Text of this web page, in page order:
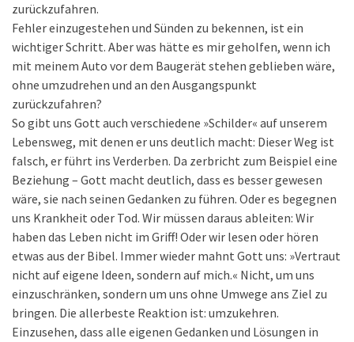
zurückzufahren.
Fehler einzugestehen und Sünden zu bekennen, ist ein
wichtiger Schritt. Aber was hätte es mir geholfen, wenn ich
mit meinem Auto vor dem Baugerät stehen geblieben wäre,
ohne umzudrehen und an den Ausgangspunkt
zurückzufahren?
So gibt uns Gott auch verschiedene »Schilder« auf unserem
Lebensweg, mit denen er uns deutlich macht: Dieser Weg ist
falsch, er führt ins Verderben. Da zerbricht zum Beispiel eine
Beziehung – Gott macht deutlich, dass es besser gewesen
wäre, sie nach seinen Gedanken zu führen. Oder es begegnen
uns Krankheit oder Tod. Wir müssen daraus ableiten: Wir
haben das Leben nicht im Griff! Oder wir lesen oder hören
etwas aus der Bibel. Immer wieder mahnt Gott uns: »Vertraut
nicht auf eigene Ideen, sondern auf mich.« Nicht, um uns
einzuschränken, sondern um uns ohne Umwege ans Ziel zu
bringen. Die allerbeste Reaktion ist: umzukehren.
Einzusehen, dass alle eigenen Gedanken und Lösungen in